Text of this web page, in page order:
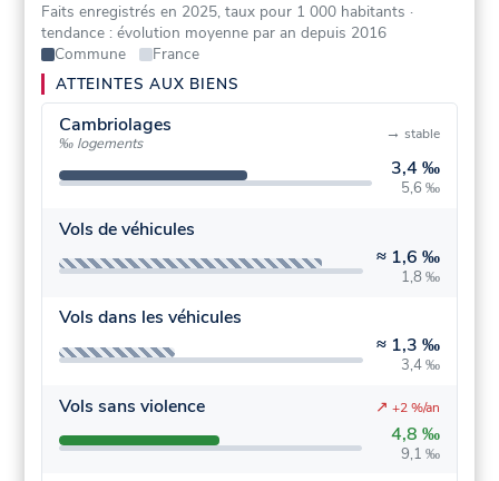
Faits enregistrés en 2025, taux pour 1 000 habitants ·
tendance : évolution moyenne par an depuis 2016
Commune
France
ATTEINTES AUX BIENS
Cambriolages
‰ logements
3,4 ‰
5,6 ‰
→ stable
Vols de véhicules
≈ 1,6 ‰
1,8 ‰
Vols dans les véhicules
≈ 1,3 ‰
3,4 ‰
Vols sans violence
4,8 ‰
9,1 ‰
↗ +2 %/an